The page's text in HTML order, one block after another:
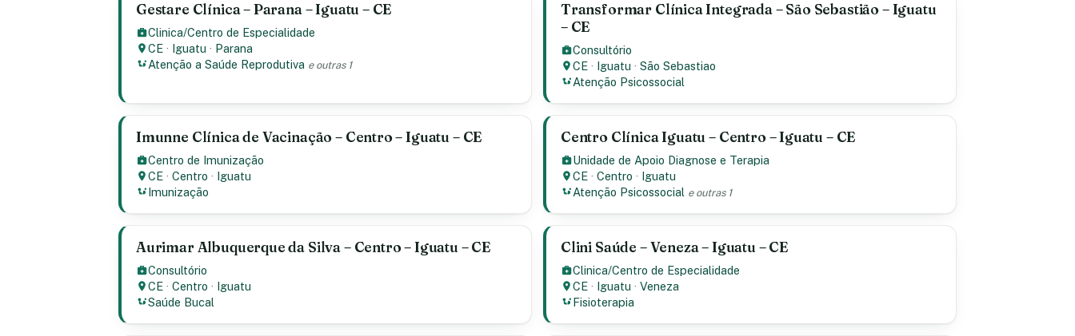
Gestare Clínica – Parana – Iguatu – CE
Clinica/Centro de Especialidade
CE · Iguatu · Parana
Atenção a Saúde Reprodutiva e outras 1
Transformar Clínica Integrada – São Sebastião – Iguatu
– CE
Consultório
CE · Iguatu ·São Sebastiao
Atenção Psicossocial
Imunne Clínica de Vacinação – Centro – Iguatu – CE
Centro de Imunização
CE ·Centro · Iguatu
Imunização
Centro Clínica Iguatu – Centro – Iguatu – CE
Unidade de Apoio Diagnose e Terapia
CE ·Centro · Iguatu
Atenção Psicossocial e outras 1
Aurimar Albuquerque da Silva – Centro – Iguatu – CE
Consultório
CE ·Centro · Iguatu
Saúde Bucal
Clini Saúde – Veneza – Iguatu – CE
Clinica/Centro de Especialidade
CE · Iguatu ·Veneza
Fisioterapia